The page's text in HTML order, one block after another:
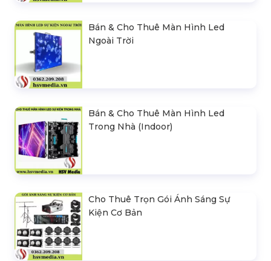
Bán & Cho Thuê Màn Hình Led
Ngoài Trời
Bán & Cho Thuê Màn Hình Led
Trong Nhà (Indoor)
Cho Thuê Trọn Gói Ánh Sáng Sự
Kiện Cơ Bản